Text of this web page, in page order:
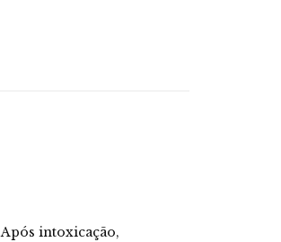
Após intoxicação,